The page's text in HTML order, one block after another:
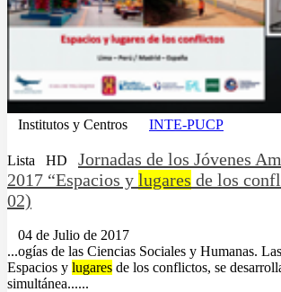
Institutos y Centros INTE-PUCP
Lista HD
Jornadas de los Jóvenes
2017 “Espacios y lugares de los
02)
04 de Julio de 2017
...ogías de las Ciencias Sociales y Humanas.
Espacios y lugares de los conflictos, se
simultánea......